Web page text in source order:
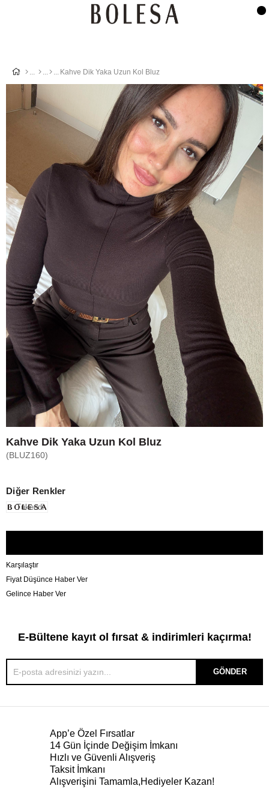
Kahve Dik Yaka Uzun Kol Bluz
Kahve Dik Yaka Uzun Kol Bluz
(BLUZ160)
Diğer Renkler
Tükendi
Karşılaştır
Fiyat Düşünce Haber Ver
Gelince Haber Ver
E-Bültene kayıt ol fırsat & indirimleri kaçırma!
GÖNDER
App’e Özel Fırsatlar
14 Gün İçinde Değişim İmkanı
Hızlı ve Güvenli Alışveriş
Taksit İmkanı
Alışverişini Tamamla,Hediyeler Kazan!